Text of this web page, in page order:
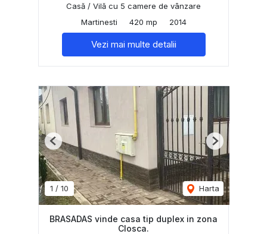
Casă / Vilă cu 5 camere de vânzare
Martinesti
420 mp 2014
Vezi mai multe detalii
1 / 10 Harta
Previous Next
BRASADAS vinde casa tip duplex in zona
Closca.